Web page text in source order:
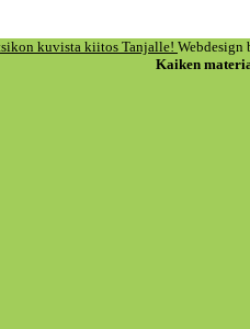
kuvista kiitos Tanjalle! Webdesign
Kaiken